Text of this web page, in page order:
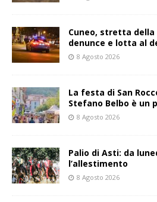
Cuneo, stretta
denunce e lotta al
8 Agosto 2026
La festa di San
Stefano Belbo è un
8 Agosto 2026
Palio di Asti: da
l’allestimento
8 Agosto 2026